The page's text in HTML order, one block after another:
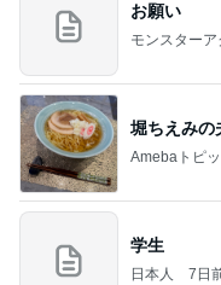
お願い
モンスター
堀ちえみの
Amebaトピ
学生
日本人 7日